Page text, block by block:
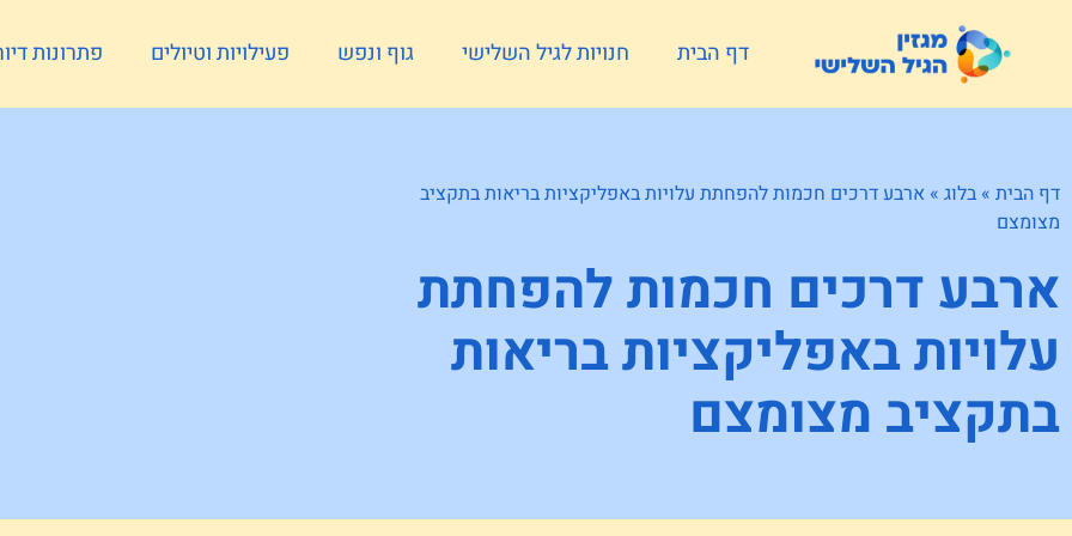
דף הבית חנויות לגיל השלישי גוף ונפש פעילויות וטיולים פתרונות
דף הבית » בלוג » ארבע דרכים חכמות להפחתת עלויות באפליקציות בריאות בתקציב
מצומצם
ארבע דרכים חכמות להפחתת
עלויות באפליקציות בריאות
בתקציב מצומצם